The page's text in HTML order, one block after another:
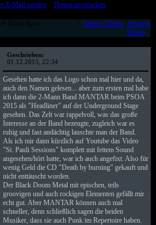
E-Mail senden:: Thema ausdrucken]
Metal Band,
Älteres Thema| Neueres
Thema>
Geschrieben:
01.12.2015, 22:34
Gesehen hatte ich das Logo schon mal hier und da,
auch den Namen gelesen... aber zum ersten mal habe
ich dann die 2-Mann Band MANTAR beim PSOA
2015 als "Headliner" auf der Underground Stage
gesehen. Das Zelt war rappelvoll, was das große
Interesse an der Band bezeugte, zugleich war es
ruhig und fast andächtig lauschte man der Band.
Als ich mir dann kürzlich auf Youtube das Video
"St. Pauli Sessions" komplett mit fettem Sound
angesehen/hört hatte, war ich auch angefixt. Also für
wenig Geld die CD "Death by burning" gekauft und
nicht enttäuscht worden.
Der Black Doom Metal mit epischen, teils
groovigen und auch rockigen Elementen gefällt mir
echt gut. Aber MANTAR können auch mal
schneller, denn schließlich sagen die beiden
Musiker, dass sie auch Punk im Repertoire haben.